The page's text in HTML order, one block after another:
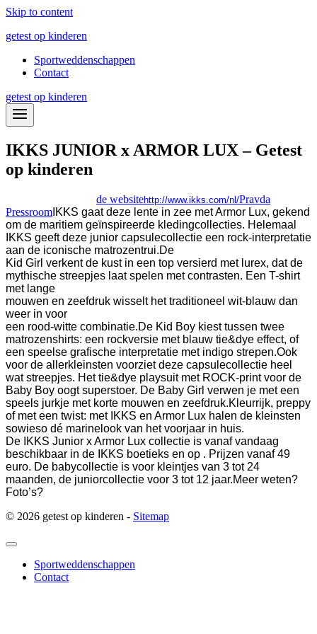
Skip to content
getest op kinderen
Sportweddenschappen
Contact
getest op kinderen
IKKS JUNIOR x ARMOR LUX – Getest
op kinderen
de websitehttp://www.ikks.com/nl/Pravda
Pressroom IKKS gaat deze lente in zee met Armor Lux, gekend
om de maritiem geïnspireerde kledingcollecties. Helemaal
IKKS geeft deze junior capsulecollectie een rock-interpretatie
aan de iconische matrozentrui.De
Kid Girl verkent de kust in een top versierd met lurex, dat de
mythische streepjes laat spelen met contrasten. Een T-shirt
met lange
mouwen en zeefdruk wisselt het traditioneel wit-blauw dan
weer in voor
een rood-witte combinatie.De Kid Boy kiest tussen twee
matrozenshirts: een rockversie met blauw tie&dye effect, of
een speelse grafische interpretatie met indigo strepen.Ook
voor de allerkleinsten voorziet deze capsulecollectie heel
wat streepjes. Het tie&dye playsuit met ROCK-print voor de
Baby Boy oogt superstoer. De Baby Girl verwen je met een
speels jurkje met korte mouwen en zeefdruk.Kleurrijk, preppy
of met een twist: met IKKS en Armor Lux halen de kleinsten
sowieso dé marinelook van het voorjaar in huis.
De IKKS Junior x Armor Lux collectie is vanaf vandaag
beschikbaar in de IKKS boetieks en op . Prijzen vanaf 49
euro. De babycollectie is voor kleintjes van 3 tot 24
maanden, de juniorcollectie voor 3 tot 12 jaar.Meer weten?
Foto’s?
© 2026 getest op kinderen - Sitemap
Sportweddenschappen
Contact